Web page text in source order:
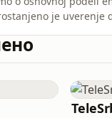
je uverenje
tako i može imati
funkcionisanje.